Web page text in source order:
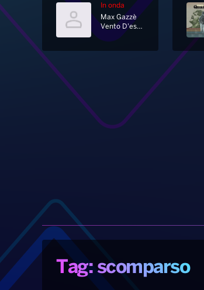
In onda
Max Gazzè
Vento D'estate
Tag: scomparso